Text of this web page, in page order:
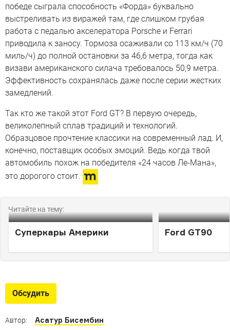
победе сыграла способность «Форда» буквально
выстреливать из виражей там, где слишком грубая
работа с педалью акселератора Porsche и Ferrari
приводила к заносу. Тормоза осаживали со 113 км/ч (70
миль/ч) до полной остановки за 46,6 метра, тогда как
визави американского силача требовалось 50,9 метра.
Эффективность сохранялась даже после серии жестких
замедлений.
Так кто же такой этот Ford GT? В первую очередь,
великолепный сплав традиций и технологий.
Образцовое прочтение классики на современный лад. И,
конечно, поставщик особых эмоций. Ведь когда твой
автомобиль похож на победителя «24 часов Ле-Мана»,
это дорогого стоит.
Читайте на тему:
Суперкары Америки Ford GT90
Обсудить
Автор: Асатур Бисембин